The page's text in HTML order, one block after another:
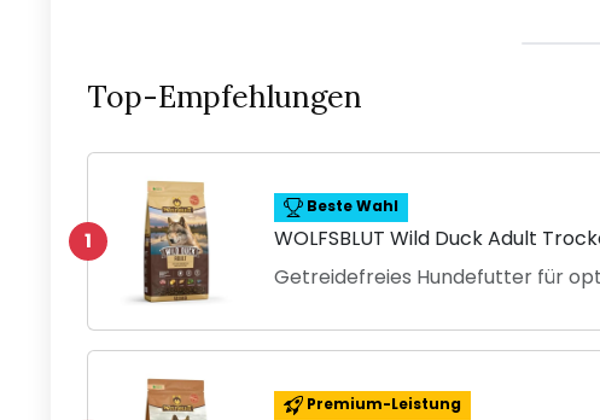
Top-Empfehlungen
1
Beste Wahl
WOLFSBLUT Wild Duck Adult
Getreidefreies Hundefutter für
Premium-Leistung